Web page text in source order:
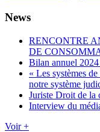
News
RENCONTRE
DE
Bilan annuel
« Les systèmes
notre système
Juriste Droit de la
Interview du
Voir +